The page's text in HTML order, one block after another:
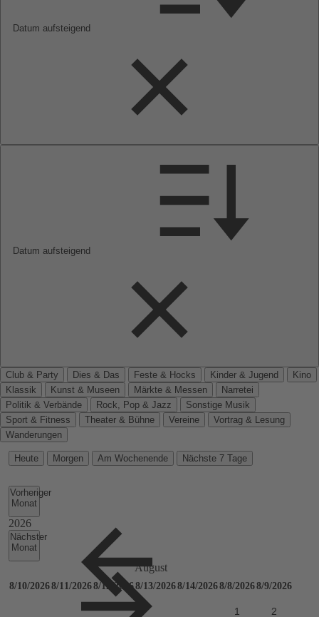
Datum aufsteigend
Datum aufsteigend
Club & Party Dies & Das Feste & Hocks Kinder & Jugend
Kino
Klassik
Kunst & Museen Märkte & Messen
Narretei
Politik & Verbände
Rock, Pop & Jazz
Sonstige Musik
Sport & Fitness
Theater & Bühne Vereine
Vortrag & Lesung
Wanderungen
Heute Morgen Am Wochenende Nächste 7 Tage
Vorheriger
Monat
Nächster
Monat